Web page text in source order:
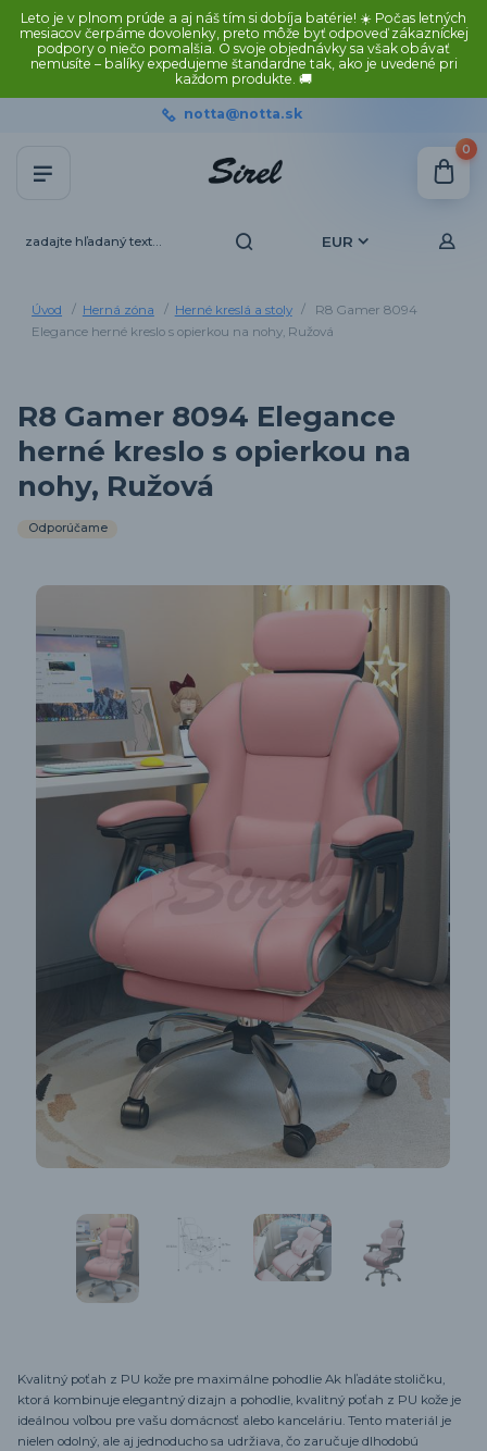
Leto je v plnom prúde a aj náš tím si dobíja batérie! ☀️ Počas letných
mesiacov čerpáme dovolenky, preto môže byť odpoveď zákazníckej
podpory o niečo pomalšia. O svoje objednávky sa však obávať
nemusíte – balíky expedujeme štandardne tak, ako je uvedené pri
každom produkte. 🚚
EUR
notta@notta.sk
0
Úvod Herná zóna Herné kreslá a stoly
R8 Gamer 8094
Elegance herné kreslo s opierkou na nohy, Ružová
R8 Gamer 8094 Elegance
herné kreslo s opierkou na
nohy, Ružová
Odporúčame
Kvalitný poťah z PU kože pre maximálne pohodlie Ak hľadáte stoličku,
ktorá kombinuje elegantný dizajn a pohodlie, kvalitný poťah z PU kože je
ideálnou voľbou pre vašu domácnosť alebo kanceláriu. Tento materiál je
nielen odolný, ale aj jednoducho sa udržiava, čo zaručuje dlhodobú